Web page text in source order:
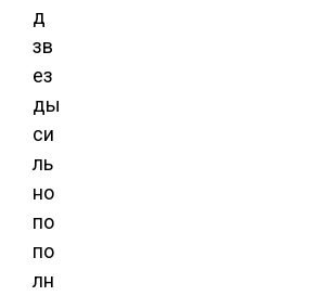
д
зв
ез
ды
си
ль
но
по
по
лн